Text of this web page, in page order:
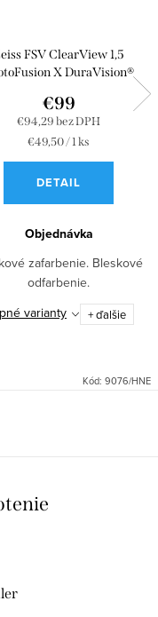
FSV ClearView 1,5
X DuraVision®
€94,29 bez DPH
€99
Jednotková
€49,50 / 1 ks
DETAIL
Objednávka
zafarbenie. Bleskové
odfarbenie.
varianty
+ ďalšie
Kód: 9076/HNE